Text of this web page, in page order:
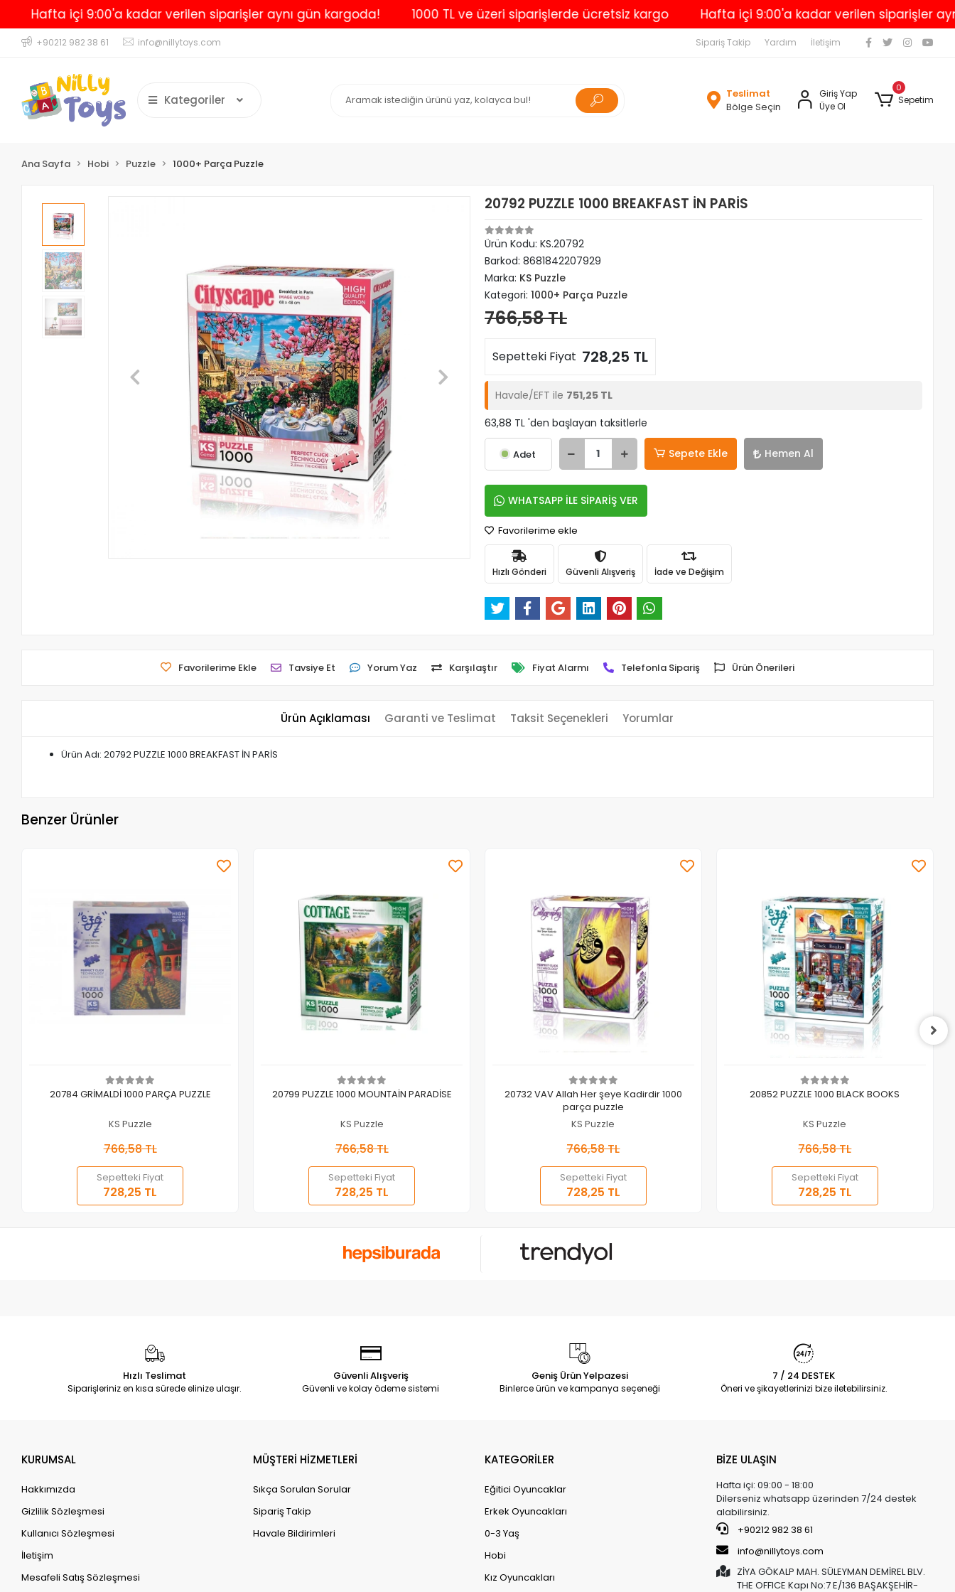
Hafta içi 9:00'a kadar verilen siparişler aynı gün kargoda! 1000 TL ve üzeri siparişlerde ücretsiz kargo Hafta içi 9:00'a kadar verilen siparişler aynı
+90212 982 38 61 info@nillytoys.com Sipariş Takip Yardım İletişim
Kategoriler
Teslimat
Bölge Seçin
Giriş Yap
Üye Ol
0
Sepetim
Ana Sayfa Hobi Puzzle 1000+ Parça Puzzle
20792 PUZZLE 1000 BREAKFAST İN PARİS
Ürün Kodu: KS.20792
Barkod: 8681842207929
Marka: KS Puzzle
Kategori: 1000+ Parça Puzzle
766,58 TL
Sepetteki Fiyat 728,25 TL
Havale/EFT ile 751,25 TL
63,88 TL 'den başlayan taksitlerle
Adet Sepete Ekle Hemen Al
WHATSAPP İLE SİPARİŞ VER
Favorilerime ekle
Hızlı Gönderi Güvenli Alışveriş İade ve Değişim
Favorilerime Ekle Tavsiye Et Yorum Yaz Karşılaştır Fiyat Alarmı Telefonla Sipariş Ürün Önerileri
Ürün Açıklaması Garanti ve Teslimat Taksit Seçenekleri Yorumlar
Ürün Adı: 20792 PUZZLE 1000 BREAKFAST İN PARİS
Benzer Ürünler
Sepete Ekle
20784 GRİMALDİ 1000 PARÇA PUZZLE
KS Puzzle
766,58 TL
Sepetteki Fiyat
728,25 TL
Sepete Ekle
20799 PUZZLE 1000 MOUNTAİN PARADİSE
KS Puzzle
766,58 TL
Sepetteki Fiyat
728,25 TL
Sepete Ekle
20732 VAV Allah Her şeye Kadirdir 1000
parça puzzle
KS Puzzle
766,58 TL
Sepetteki Fiyat
728,25 TL
Sepete Ekle
20852 PUZZLE 1000 BLACK BOOKS
KS Puzzle
766,58 TL
Sepetteki Fiyat
728,25 TL
Hızlı Teslimat
Siparişleriniz en kısa sürede elinize ulaşır.
Güvenli Alışveriş
Güvenli ve kolay ödeme sistemi
Geniş Ürün Yelpazesi
Binlerce ürün ve kampanya seçeneği
7 / 24 DESTEK
Öneri ve şikayetlerinizi bize iletebilirsiniz.
KURUMSAL
Hakkımızda
Gizlilik Sözleşmesi
Kullanıcı Sözleşmesi
İletişim
Mesafeli Satış Sözleşmesi
MÜŞTERİ HİZMETLERİ
Sıkça Sorulan Sorular
Sipariş Takip
Havale Bildirimleri
KATEGORİLER
Eğitici Oyuncaklar
Erkek Oyuncakları
0-3 Yaş
Hobi
Kız Oyuncakları
BİZE ULAŞIN
Hafta içi: 09:00 - 18:00
Dilerseniz whatsapp üzerinden 7/24 destek
alabilirsiniz.
+90212 982 38 61
info@nillytoys.com
ZİYA GÖKALP MAH. SÜLEYMAN DEMİREL BLV.
THE OFFICE Kapı No:7 E/136 BAŞAKŞEHİR-